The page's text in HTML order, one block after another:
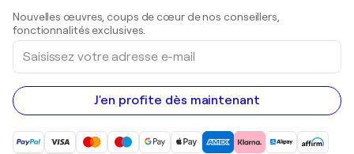
Peintures acryliques
Nouvelles œuvres, coups de cœur de nos conseillers,
fonctionnalités exclusives.
Saisissez
votre
adresse
e-
mail
J'en profite dès maintenant